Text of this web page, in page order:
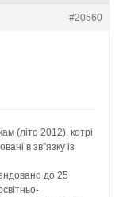
#20560
(літо 2012), котрі
в зв”язку із
до 25